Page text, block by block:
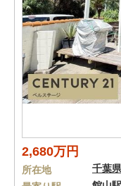
2,680万円
所在地 千葉県